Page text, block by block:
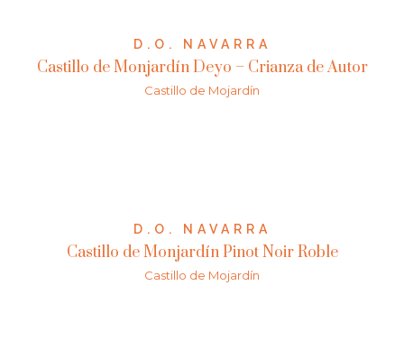
D.O. NAVARRA
Castillo de Monjardín Deyo – Crianza de Autor
Castillo de Mojardín
D.O. NAVARRA
Castillo de Monjardín Pinot Noir Roble
Castillo de Mojardín